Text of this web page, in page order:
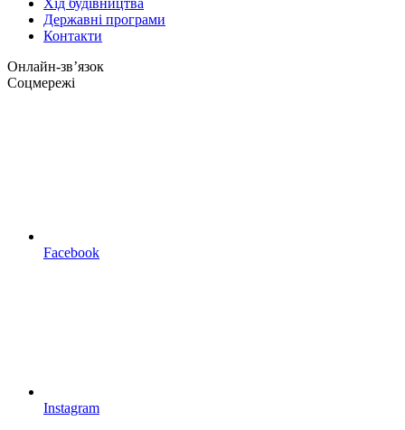
Хід будівництва
Державні програми
Контакти
Онлайн-звʼязок
Соцмережі
Facebook
Instagram